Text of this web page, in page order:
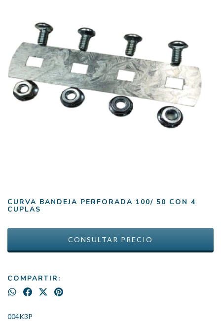
CURVA BANDEJA PERFORADA 100/ 50 CON 4
CUPLAS
COMPARTIR:
004K3P